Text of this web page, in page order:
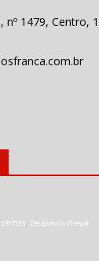
nº 1479, Centro,
. Designed by Freepik